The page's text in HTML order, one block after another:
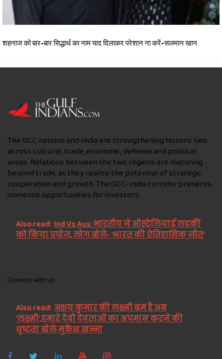
शहनाज को बार-बार सिद्धार्थ का नाम याद दिलाकर परेशान ना करें-सलमान खान
The GCC nations and India are strengthening historic ties
across cultural, trade, economic, defense and political
areas. Relations between the two regions are maturing
beyond trade, as they realize the potential of strategic
cooperation and growth. The GCC-India corridor presents
immense opportunities for investors.
Also read: Ind Vs Aus: भारतीय ने ऑस्ट्रेलियाई लड़की
को किया प्रपोज, लोग बोले- 'भारत की ऐतिहासिक जीत'
Connect with us:
Also read: अक्षय कुमार की लक्ष्मी बम है अब
'लक्ष्मी',हमारे देवी देवताओं का अपमान करने की
धृष्टता बोले मुकेश खन्ना